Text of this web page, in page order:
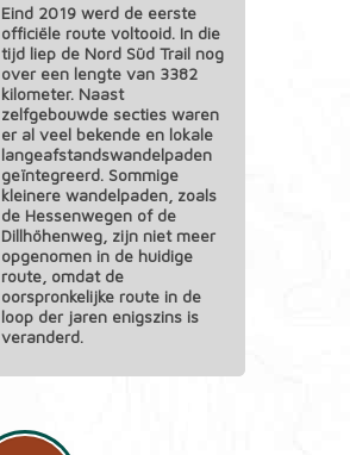
Eind 2019 werd de eerste
officiële route voltooid. In die
tijd liep de Nord Süd Trail nog
over een lengte van 3382
kilometer. Naast
zelfgebouwde secties waren
er al veel bekende en lokale
langeafstandswandelpaden
geïntegreerd. Sommige
kleinere wandelpaden, zoals
de Hessenwegen of de
Dillhöhenweg, zijn niet meer
opgenomen in de huidige
route, omdat de
oorspronkelijke route in de
loop der jaren enigszins is
veranderd.